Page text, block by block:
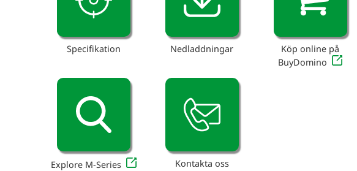
Specifikation Nedladdningar
Köp online på
BuyDomino
Explore M-Series Kontakta oss